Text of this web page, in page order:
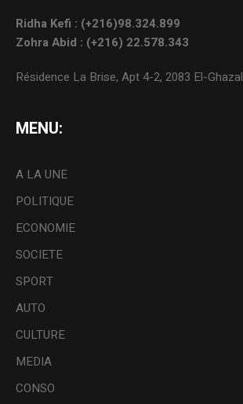
Ridha Kefi : (+216)98.324.899
Zohra Abid : (+216) 22.578.343
Résidence La Brise, Apt 4-2, 2083 El-
MENU:
A LA UNE
POLITIQUE
ECONOMIE
SOCIETE
SPORT
AUTO
CULTURE
MEDIA
CONSO